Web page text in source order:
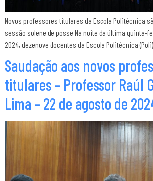
Novos professores titulares da Escola Politécnica
sessão solene de posse Na noite da última quinta-
2024, dezenove docentes da Escola Politécnica
Saudação aos novos
titulares – Professor Raúl
Lima – 22 de agosto de